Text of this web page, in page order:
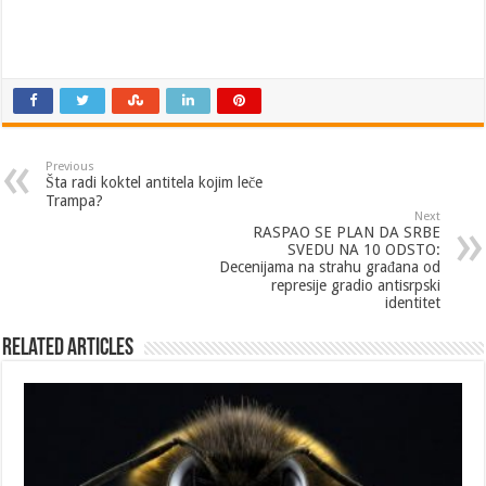
Previous
Šta radi koktel antitela kojim leče
Trampa?
Next
RASPAO SE PLAN DA SRBE
SVEDU NA 10 ODSTO:
Decenijama na strahu građana od
represije gradio antisrpski
identitet
Related Articles